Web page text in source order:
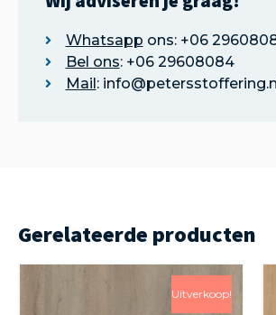
Whatsapp ons: +06
Bel ons: +06 29608084
Mail:
Gerelateerde producten
Uitverkoop!